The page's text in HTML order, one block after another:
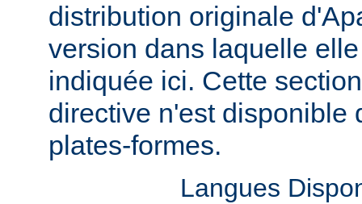
distribution originale
version dans laquelle
indiquée ici. Cette
directive n'est disponible
plates-formes.
Langues